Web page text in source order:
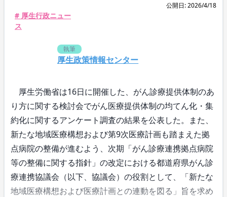
公開日: 2026/4/18
# 厚生行政ニュー
ス
執筆
厚生政策情報センター
厚生労働省は16日に開催した、がん診療提供体制のあ
り方に関する検討会でがん医療提供体制の均てん化・集
約化に関するアンケート調査の結果を公表した。また、
新たな地域医療構想および第9次医療計画も踏まえた拠
点病院の整備が進むよう、次期「がん診療連携拠点病院
等の整備に関する指針」の改定における都道府県がん診
療連携協議会（以下、協議会）の役割として、「新たな
地域医療構想および医療計画との連動を図る」旨を求め